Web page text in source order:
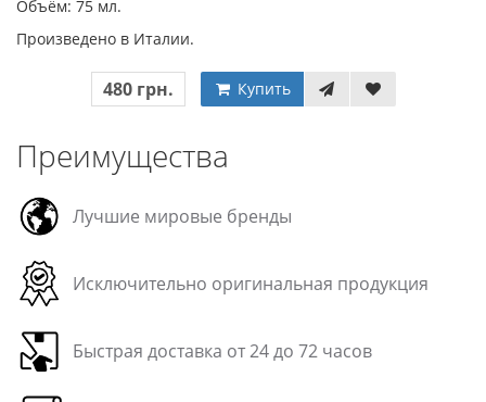
Объём: 75 мл.
Произведено в Италии.
480 грн. Купить
Преимущества
Лучшие мировые бренды
Исключительно оригинальная продукция
Быстрая доставка от 24 до 72 часов